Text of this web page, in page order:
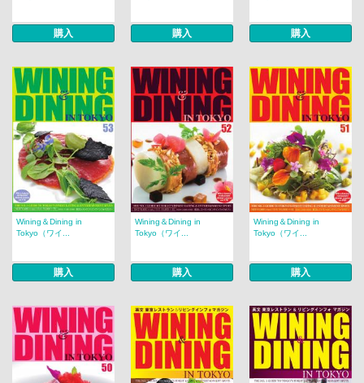
購入 購入 購入
Wining＆Dining in
Tokyo（ワイ...
購入
Wining＆Dining in
Tokyo（ワイ...
購入
Wining＆Dining in
Tokyo（ワイ...
購入